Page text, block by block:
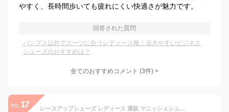
やすく、長時間歩いても疲れにくい快適さが魅力です。
回答された質問
パンプス以外でスーツに合うレディース靴｜歩きやすいビジネス
シューズのおすすめは？
全てのおすすめコメント (3件) >
no. 17 レースアップシューズ レディース 通販 マニッシュシューズ チャンキーヒール ビジネスシューズ フォーマル レディースシューズ レディース靴 パンプス 紐 紐靴 ひも靴 仕事 オフィス 通勤 通学 おしゃれ かわいい 可愛い 靴 くつ クツ シューズ